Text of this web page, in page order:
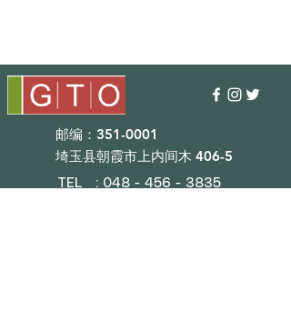
邮编：351-0001
埼玉县朝霞市上内间木 406-5
TEL : 048 - 456 - 3835​